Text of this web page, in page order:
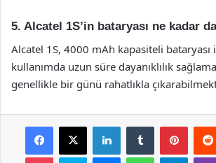
5. Alcatel 1S’in bataryası ne kadar
Alcatel 1S, 4000 mAh kapasiteli bataryası
kullanımda uzun süre dayanıklılık
genellikle bir günü rahatlıkla
Facebook
X LinkedInTumblr
Pocket Skype MessengerWhatsApp